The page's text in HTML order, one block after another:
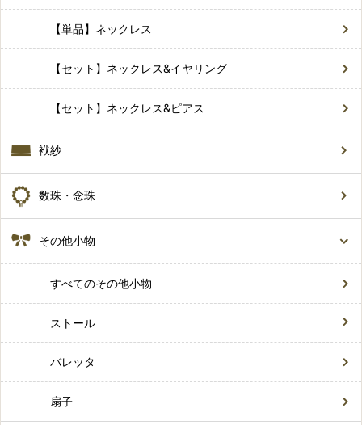
【単品】ネックレス
【セット】ネックレス&イヤリング
【セット】ネックレス&ピアス
袱紗
数珠・念珠
その他小物
すべてのその他小物
ストール
バレッタ
扇子